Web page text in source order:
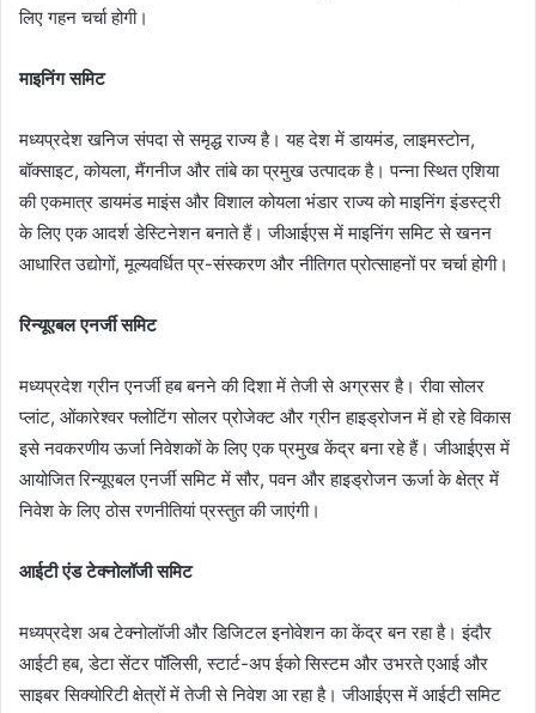
लिए गहन चर्चा होगी।
माइनिंग समिट
मध्यप्रदेश खनिज संपदा से समृद्ध राज्य है। यह देश में डायमंड, लाइमस्टोन,
बॉक्साइट, कोयला, मैंगनीज और तांबे का प्रमुख उत्पादक है। पन्ना स्थित एशिया
की एकमात्र डायमंड माइंस और विशाल कोयला भंडार राज्य को माइनिंग इंडस्ट्री
के लिए एक आदर्श डेस्टिनेशन बनाते हैं। जीआईएस में माइनिंग समिट से खनन
आधारित उद्योगों, मूल्यवर्धित प्र-संस्करण और नीतिगत प्रोत्साहनों पर चर्चा होगी।
रिन्यूएबल एनर्जी समिट
मध्यप्रदेश ग्रीन एनर्जी हब बनने की दिशा में तेजी से अग्रसर है। रीवा सोलर
प्लांट, ओंकारेश्वर फ्लोटिंग सोलर प्रोजेक्ट और ग्रीन हाइड्रोजन में हो रहे विकास
इसे नवकरणीय ऊर्जा निवेशकों के लिए एक प्रमुख केंद्र बना रहे हैं। जीआईएस में
आयोजित रिन्यूएबल एनर्जी समिट में सौर, पवन और हाइड्रोजन ऊर्जा के क्षेत्र में
निवेश के लिए ठोस रणनीतियां प्रस्तुत की जाएंगी।
आईटी एंड टेक्नोलॉजी समिट
मध्यप्रदेश अब टेक्नोलॉजी और डिजिटल इनोवेशन का केंद्र बन रहा है। इंदौर
आईटी हब, डेटा सेंटर पॉलिसी, स्टार्ट-अप ईको सिस्टम और उभरते एआई और
साइबर सिक्योरिटी क्षेत्रों में तेजी से निवेश आ रहा है। जीआईएस में आईटी समिट